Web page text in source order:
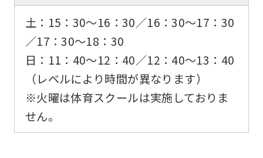
土：15：30〜16：30／16：30〜17：30
／17：30〜18：30
日：11：40〜12：40／12：40〜13：40
（レベルにより時間が異なります）
※火曜は体育スクールは実施しておりま
せん。